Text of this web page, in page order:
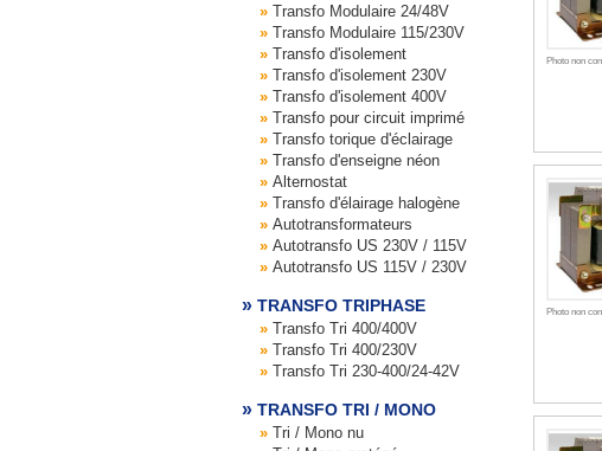
Transfo Modulaire 24/48V
Transfo Modulaire 115/230V
Transfo d'isolement
Transfo d'isolement 230V
Transfo d'isolement 400V
Transfo pour circuit imprimé
Transfo torique d'éclairage
Transfo d'enseigne néon
Alternostat
Transfo d'élairage halogène
Autotransformateurs
Autotransfo US 230V / 115V
Autotransfo US 115V / 230V
TRANSFO TRIPHASE
Transfo Tri 400/400V
Transfo Tri 400/230V
Transfo Tri 230-400/24-42V
TRANSFO TRI / MONO
Tri / Mono nu
Photo non
Photo non